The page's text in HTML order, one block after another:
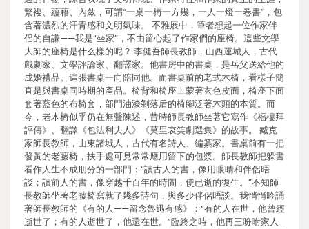
繁複、蘊藉、內斂，可謂“一桌一椅一方幾，一人一燈一卷書”，包
含著濃烈的汗青感和文明氣味。 不雅展中，筆者想起一位作家伴
侶的自謙——我是“坐家”，不由留心起了作家們的座椅。這些文學
大師的座椅是什么樣的呢？ 李健吾師長教師，山西運城人，古代
戲劇家、文學評論家、翻譯家。他書房中的書桌，是岳父送給他的
成婚禮品。這張書桌一向陪同他。而書桌前的老式木椅，看樣子簡
直是與書桌同時期的產品。椅背和椅座上蒙著玄色皮面，椅座下面
套著藍色的布椅套，部門油漆剝落后的椅腳泛著木頭的本質。而
今，老木椅似乎仍在無聲陳述，昔時師長教師坐著它寫作《福樓拜
評傳》、翻譯《包法利夫人》《莫里哀笑劇選集》的故事。 臧克
家師長教師，山東諸城人，古代有名詩人、編纂家。書桌前有一把
發黃的老藤椅，扶手處可見常常應用留下的包漿。師長教師把躲書
看作人生不成朋分的一部門：“讀古人的書，像用眼睛和伴侶晤
談；讀前人的書，像穿越千百年的時間，使已逝的復生。”不知師
長教師坐著老藤椅寫就了幾多詩句，與多少伴侶晤談。我悄悄吟誦
著師長教師的《有的人——留念魯迅有感》：“有的人在世，他曾經
逝世了；有的人逝世了，他還在世。”臨終之時，他再三吩咐家人